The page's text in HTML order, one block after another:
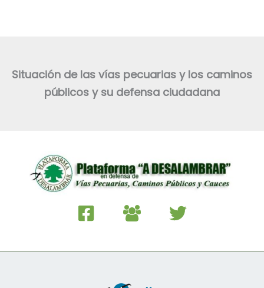
Situación de las vías pecuarias y los caminos
públicos y su defensa ciudadana